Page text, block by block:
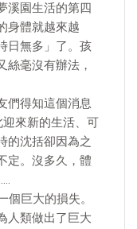
溪園生活的第四
身體就越來越
日無多」了。孩
絲毫沒有辦法，
們得知這個消息
來新的生活、可
的沈括卻因為之
定。沒多久，體
巨大的損失。
人類做出了巨大